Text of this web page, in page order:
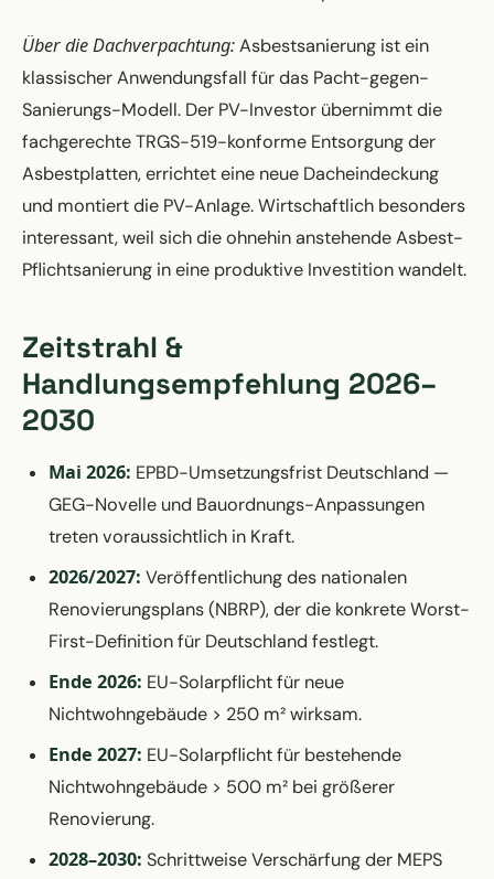
Über die Dachverpachtung:Asbestsanierung ist ein
klassischer Anwendungsfall für das Pacht-gegen-
Sanierungs-Modell. Der PV-Investor übernimmt die
fachgerechte TRGS-519-konforme Entsorgung der
Asbestplatten, errichtet eine neue Dacheindeckung
und montiert die PV-Anlage. Wirtschaftlich besonders
interessant, weil sich die ohnehin anstehende Asbest-
Pflichtsanierung in eine produktive Investition wandelt.
Zeitstrahl &
Handlungsempfehlung 2026–
2030
Mai 2026: EPBD-Umsetzungsfrist Deutschland —
GEG-Novelle und Bauordnungs-Anpassungen
treten voraussichtlich in Kraft.
2026/2027: Veröffentlichung des nationalen
Renovierungsplans (NBRP), der die konkrete Worst-
First-Definition für Deutschland festlegt.
Ende 2026: EU-Solarpflicht für neue
Nichtwohngebäude > 250 m² wirksam.
Ende 2027: EU-Solarpflicht für bestehende
Nichtwohngebäude > 500 m² bei größerer
Renovierung.
2028–2030: Schrittweise Verschärfung der MEPS